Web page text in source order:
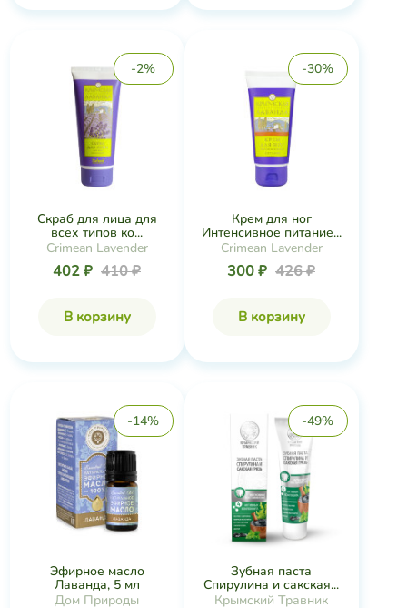
-2%
Скраб для лица для
всех типов ко...
Crimean Lavender
402 ₽ 410 ₽
В корзину
-30%
Крем для ног
Интенсивное питание...
Crimean Lavender
300 ₽ 426 ₽
В корзину
-14%
Эфирное масло
Лаванда, 5 мл
Дом Природы
-49%
Зубная паста
Спирулина и сакская...
Крымский Травник